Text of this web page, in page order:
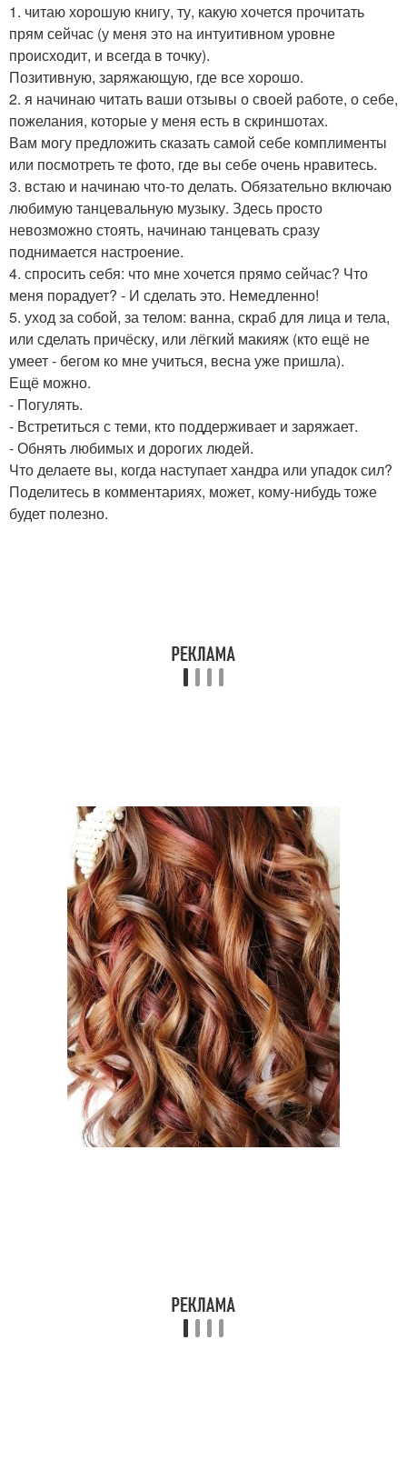
1. читаю хорошую книгу, ту, какую хочется прочитать
прям сейчас (у меня это на интуитивном уровне
происходит, и всегда в точку).
Позитивную, заряжающую, где все хорошо.
2. я начинаю читать ваши отзывы о своей работе, о себе,
пожелания, которые у меня есть в скриншотах.
Вам могу предложить сказать самой себе комплименты
или посмотреть те фото, где вы себе очень нравитесь.
3. встаю и начинаю что-то делать. Обязательно включаю
любимую танцевальную музыку. Здесь просто
невозможно стоять, начинаю танцевать сразу
поднимается настроение.
4. спросить себя: что мне хочется прямо сейчас? Что
меня порадует? - И сделать это. Немедленно!
5. уход за собой, за телом: ванна, скраб для лица и тела,
или сделать причёску, или лёгкий макияж (кто ещё не
умеет - бегом ко мне учиться, весна уже пришла).
Ещё можно.
- Погулять.
- Встретиться с теми, кто поддерживает и заряжает.
- Обнять любимых и дорогих людей.
Что делаете вы, когда наступает хандра или упадок сил?
Поделитесь в комментариях, может, кому-нибудь тоже
будет полезно.